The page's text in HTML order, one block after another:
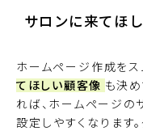
サロンに来てほ
ホームページ作成をス
てほしい顧客像 も決め
れば、ホームページの
設定しやすくなります